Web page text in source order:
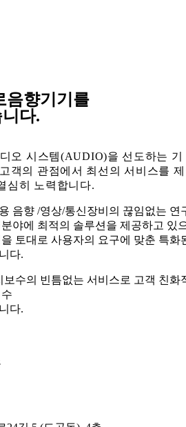
음향기기를
다.
오 시스템(AUDIO)을 선도하는 기
객의 관점에서 최선의 서비스를 제
심히 노력합니다.
음향 /영상/통신장비의 끊임없는 연
야에 최적의 솔루션을 제공하고 있
토대로 사용자의 요구에 맞춘 특화
다.
보수의 빈틈없는 서비스로 고객 친화
다.